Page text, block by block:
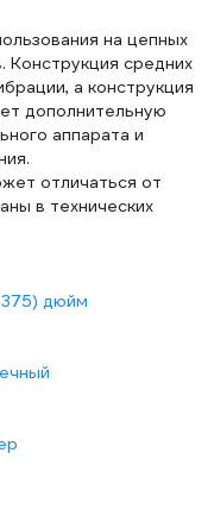
на цепных
Конструкция средних
а конструкция
дополнительную
аппарата и
отличаться от
в технических
дюйм